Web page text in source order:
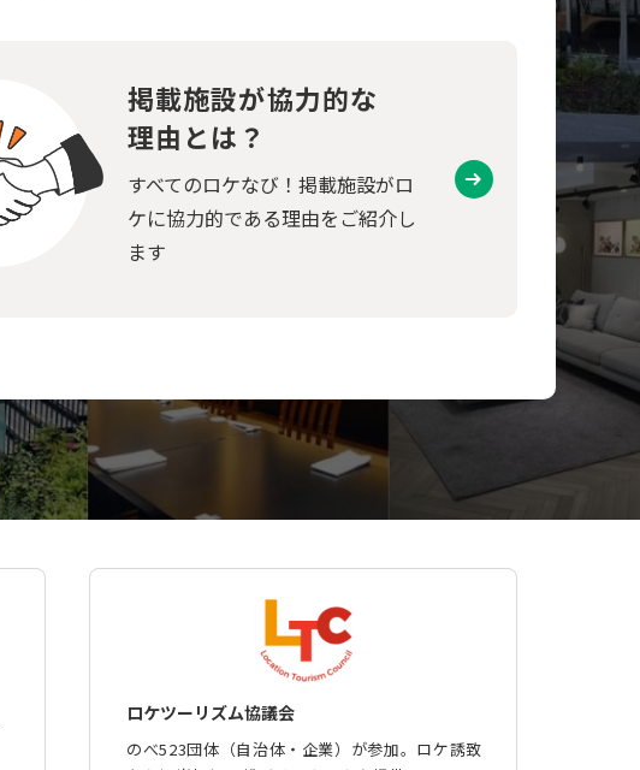
掲載施設が協力的な
理由とは？
すべてのロケなび！掲載施設がロ
ケに協力的である理由をご紹介し
ます
ロケツーリズム協議会
のべ523団体（自治体・企業）が参加。ロケ誘致